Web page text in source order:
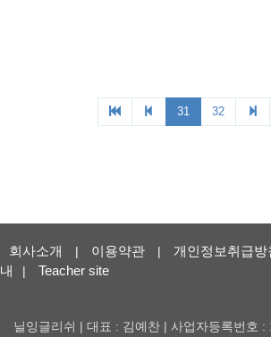
회사소개 | 이용약관 | 개인정보취급방
내
| Teacher site
닐잉글리쉬 | 대표 : 김예찬 | 사업자등록번호